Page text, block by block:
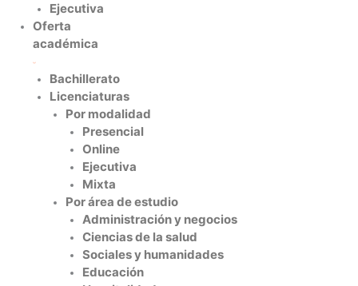
Ejecutiva
Oferta
académica
Bachillerato
Licenciaturas
Por modalidad
Presencial
Online
Ejecutiva
Mixta
Por área de estudio
Administración y negocios
Ciencias de la salud
Sociales y humanidades
Educación